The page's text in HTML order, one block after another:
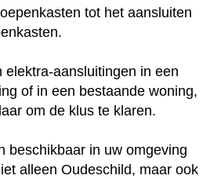
tot het aansluiten
elektra-aansluitingen in een
of in een bestaande woning,
om de klus te klaren.
beschikbaar in uw omgeving
alleen Oudeschild, maar ook